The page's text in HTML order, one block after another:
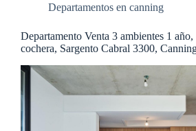
Departamentos en canning
Departamento Venta 3 ambientes 1 año,
cochera, Sargento Cabral 3300,